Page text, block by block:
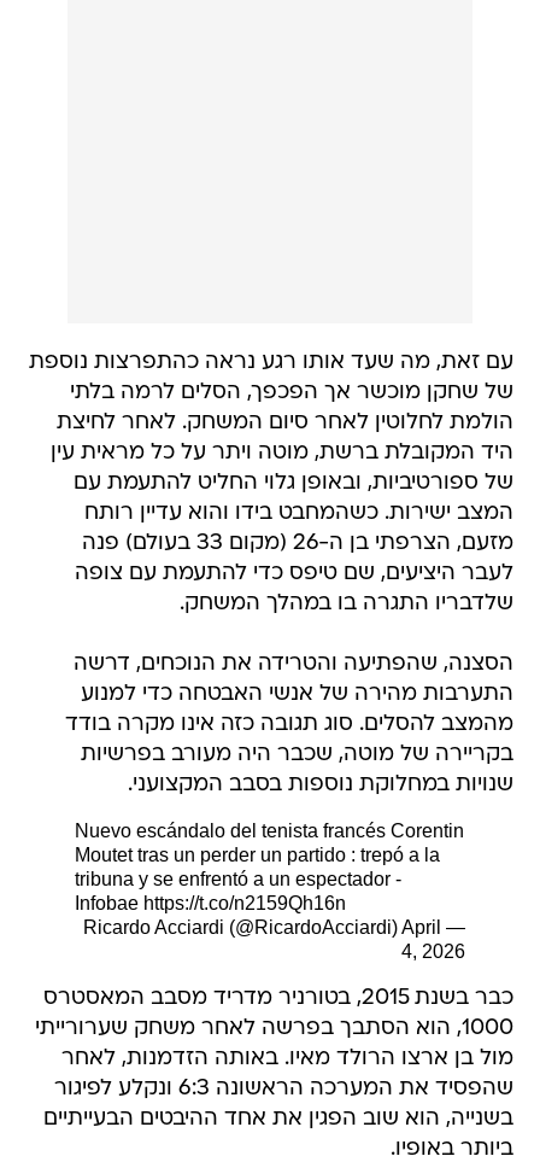
עם זאת, מה שעד אותו רגע נראה כהתפרצות נוספת
של שחקן מוכשר אך הפכפך, הסלים לרמה בלתי
הולמת לחלוטין לאחר סיום המשחק. לאחר לחיצת
היד המקובלת ברשת, מוטה ויתר על כל מראית עין
של ספורטיביות, ובאופן גלוי החליט להתעמת עם
המצב ישירות. כשהמחבט בידו והוא עדיין רותח
מזעם, הצרפתי בן ה-26 (מקום 33 בעולם) פנה
לעבר היציעים, שם טיפס כדי להתעמת עם צופה
שלדבריו התגרה בו במהלך המשחק.
הסצנה, שהפתיעה והטרידה את הנוכחים, דרשה
התערבות מהירה של אנשי האבטחה כדי למנוע
מהמצב להסלים. סוג תגובה כזה אינו מקרה בודד
בקריירה של מוטה, שכבר היה מעורב בפרשיות
שנויות במחלוקת נוספות בסבב המקצועני.
Nuevo escándalo del tenista francés Corentin
Moutet tras un perder un partido : trepó a la
tribuna y se enfrentó a un espectador -
Infobae https://t.co/n2159Qh16n
— Ricardo Acciardi (@RicardoAcciardi)
April
4, 2026
כבר בשנת 2015, בטורניר מדריד מסבב המאסטרס
1000, הוא הסתבך בפרשה לאחר משחק שערורייתי
מול בן ארצו הרולד מאיו. באותה הזדמנות, לאחר
שהפסיד את המערכה הראשונה 6:3 ונקלע לפיגור
בשנייה, הוא שוב הפגין את אחד ההיבטים הבעייתיים
ביותר באופיו.